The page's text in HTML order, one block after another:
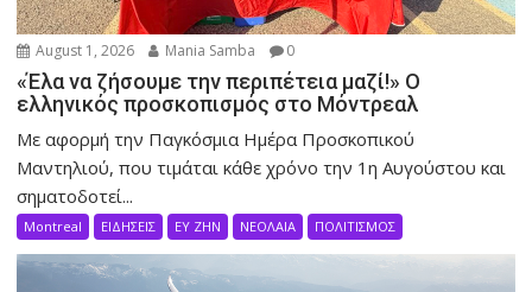
August 1, 2026 Mania Samba 0
«Έλα να ζήσουμε την περιπέτεια μαζί!» Ο
ελληνικός προσκοπισμός στο Μόντρεαλ
Με αφορμή την Παγκόσμια Ημέρα Προσκοπικού
Μαντηλιού, που τιμάται κάθε χρόνο την 1η Αυγούστου και
σηματοδοτεί...
Montreal ΕΙΔΗΣΕΙΣ ΕΥ ΖΗΝ ΝΕΟΛΑΙΑ ΠΟΛΙΤΙΣΜΟΣ